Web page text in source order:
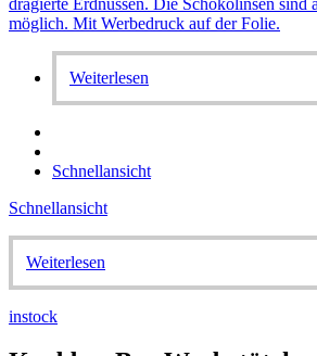
Weiterlesen
Schnellansicht
Schnellansicht
Weiterlesen
instock